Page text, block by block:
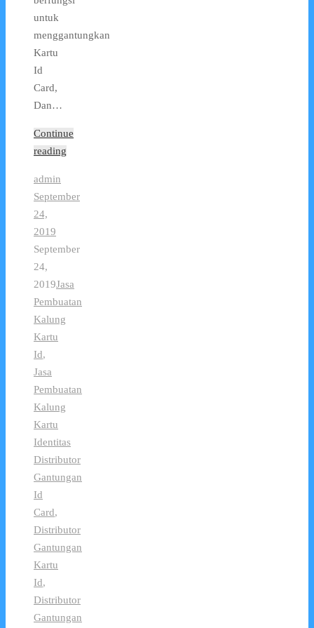
untuk
menggantungkan
Kartu
Id
Card,
Dan…
Continue
reading
admin
September
24,
2019
September
24,
2019Jasa
Pembuatan
Kalung
Kartu
Id,
Jasa
Pembuatan
Kalung
Kartu
Identitas
Distributor
Gantungan
Id
Card,
Distributor
Gantungan
Kartu
Id,
Distributor
Gantungan